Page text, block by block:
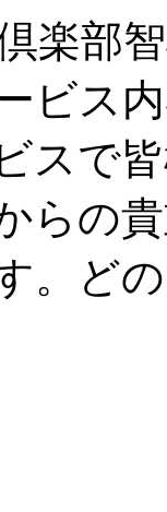
楽部
ビス
スで
らの
。ど